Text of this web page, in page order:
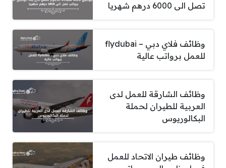
تصل الى 6000 درهم شهريا
وظائف فلاي دبي – flydubai
للعمل برواتب عالية
وظائف الشارقة للعمل لدى
العربية للطيران لحملة
البكالوريوس
وظائف طيران الاتحاد للعمل